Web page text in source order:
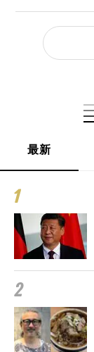
最新